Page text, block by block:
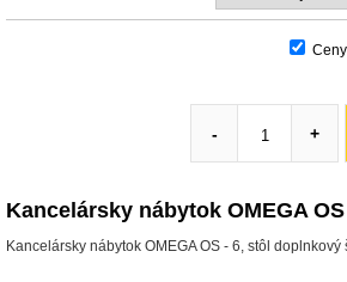
- +
Kancelársky nábytok OMEGA
Kancelársky nábytok OMEGA OS - 6, stôl doplnkový